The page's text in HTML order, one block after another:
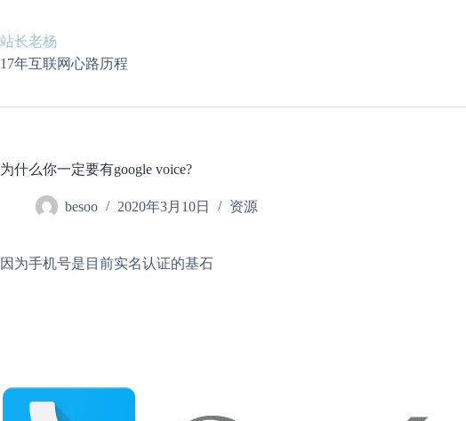
内
容
站长老杨
17年互联网心路历程
为什么你一定要有google voice?
besoo 2020年3月10日 资源
因为手机号是目前实名认证的基石